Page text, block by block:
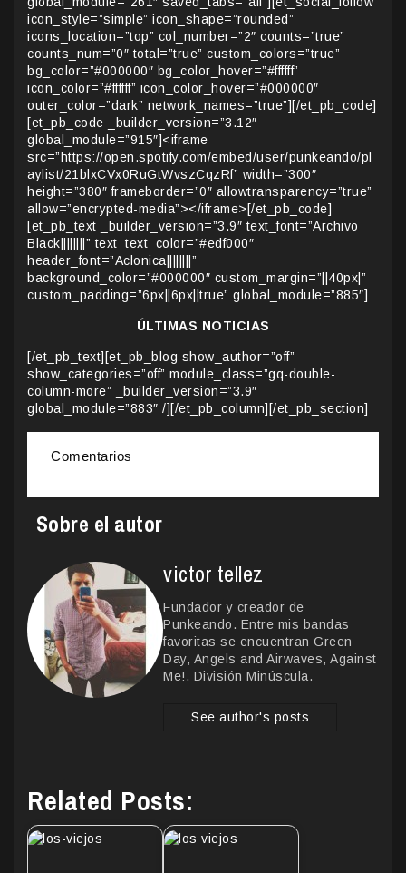
icon_style=”simple” icon_shape=”rounded”
icons_location=”top” col_number=”2″ counts=”true”
counts_num=”0″ total=”true” custom_colors=”true”
bg_color=”#000000″ bg_color_hover=”#ffffff”
icon_color=”#ffffff” icon_color_hover=”#000000″
outer_color=”dark” network_names=”true”][/et_pb_code]
[et_pb_code _builder_version=”3.12″
global_module=”915″]<iframe
src=”https://open.spotify.com/embed/user/punkeando/pl
aylist/21blxCVx0RuGtWvszCqzRf” width=”300″
height=”380″ frameborder=”0″ allowtransparency=”true”
allow=”encrypted-media”></iframe>[/et_pb_code]
[et_pb_text _builder_version=”3.9″ text_font=”Archivo
Black||||||||” text_text_color=”#edf000″
header_font=”Aclonica||||||||”
background_color=”#000000″ custom_margin=”||40px|”
custom_padding=”6px||6px||true” global_module=”885″]
ÚLTIMAS NOTICIAS
[/et_pb_text][et_pb_blog show_author=”off”
show_categories=”off” module_class=”gq-double-
column-more” _builder_version=”3.9″
global_module=”883″ /][/et_pb_column][/et_pb_section]
Comentarios
Sobre el autor
victor tellez
Fundador y creador de
Punkeando. Entre mis bandas
favoritas se encuentran Green
Day, Angels and Airwaves, Against
Me!, División Minúscula.
See author's posts
Related Posts: